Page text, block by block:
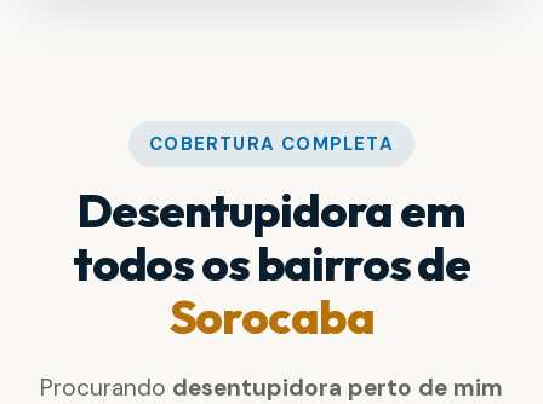
COBERTURA COMPLETA
Desentupidora em
todos os bairros de
Sorocaba
Procurando desentupidora perto de mim